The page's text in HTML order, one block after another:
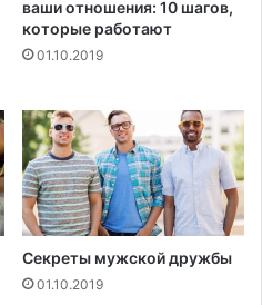
ваши отношения: 10 шагов,
которые работают
01.10.2019
Секреты мужской дружбы
01.10.2019